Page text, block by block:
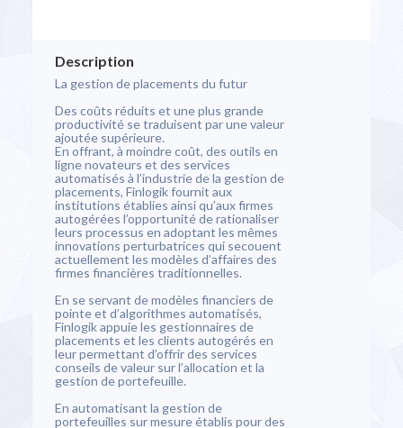
Description
La gestion de placements du futur
Des coûts réduits et une plus grande
productivité se traduisent par une valeur
ajoutée supérieure.
En offrant, à moindre coût, des outils en
ligne novateurs et des services
automatisés à l’industrie de la gestion de
placements, Finlogik fournit aux
institutions établies ainsi qu’aux firmes
autogérées l’opportunité de rationaliser
leurs processus en adoptant les mêmes
innovations perturbatrices qui secouent
actuellement les modèles d’affaires des
firmes financières traditionnelles.
En se servant de modèles financiers de
pointe et d’algorithmes automatisés,
Finlogik appuie les gestionnaires de
placements et les clients autogérés en
leur permettant d’offrir des services
conseils de valeur sur l’allocation et la
gestion de portefeuille.
En automatisant la gestion de
portefeuilles sur mesure établis pour des